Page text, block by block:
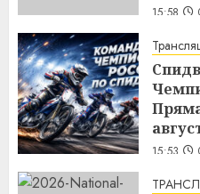
15:58
15:53